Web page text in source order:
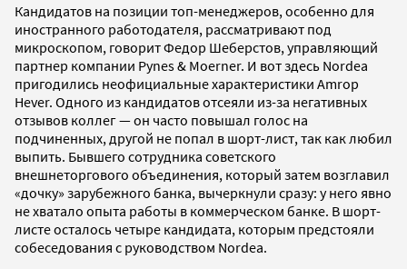
Кандидатов на позиции топ-менеджеров, особенно для
иностранного работодателя, рассматривают под
микроскопом, говорит Федор Шеберстов, управляющий
партнер компании Pynes & Moerner. И вот здесь Nordea
пригодились неофициальные характеристики Amrop
Hever. Одного из кандидатов отсеяли из-за негативных
отзывов коллег — он часто повышал голос на
подчиненных, другой не попал в шорт-лист, так как любил
выпить. Бывшего сотрудника советского
внешнеторгового объединения, который затем возглавил
«дочку» зарубежного банка, вычеркнули сразу: у него явно
не хватало опыта работы в коммерческом банке. В шорт-
листе осталось четыре кандидата, которым предстояли
собеседования с руководством Nordea.